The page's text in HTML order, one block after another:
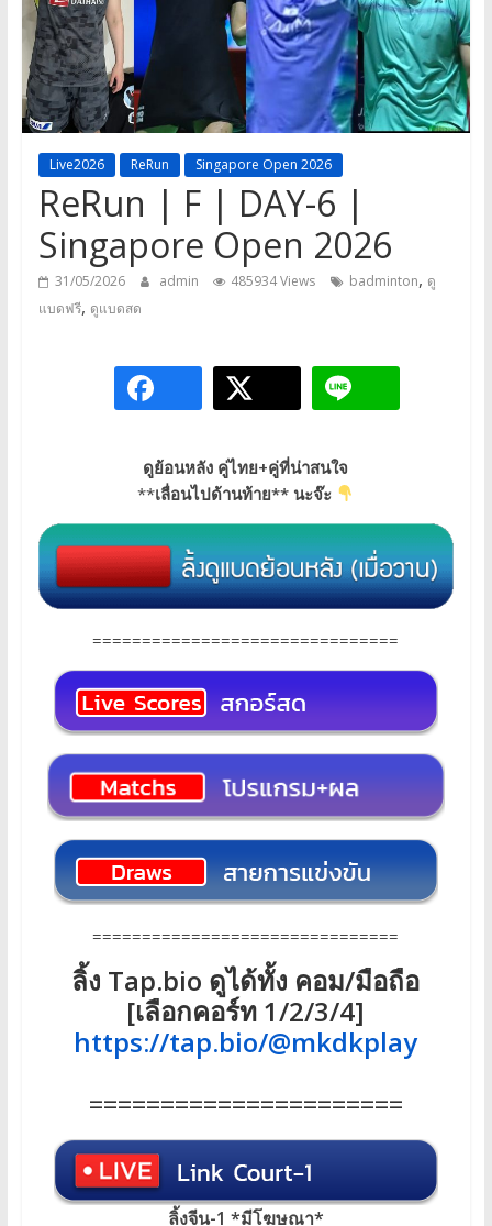
game,
It’s
my
life
Live2026 ReRun Singapore Open 2026
ReRun | F | DAY-6 |
Singapore Open 2026
31/05/2026 admin 485934 Views badminton, ดู
แบดฟรี, ดูแบดสด
ดูย้อนหลัง คู่ไทย+คู่ที่น่าสนใจ
**เลื่อนไปด้านท้าย** นะจ๊ะ
===============================
===============================
ลิ้ง Tap.bio ดูได้ทั้ง คอม/มือถือ
[เลือกคอร์ท 1/2/3/4]
https://tap.bio/@mkdkplay
======================
ลิ้งจีน-1 *มีโฆษณา*